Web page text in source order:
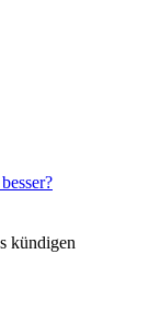
kündigen